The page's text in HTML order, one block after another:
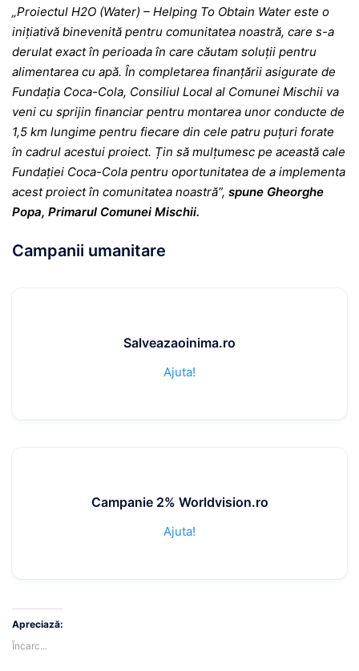
„Proiectul H2O (Water) – Helping To Obtain Water este o
inițiativă binevenită pentru comunitatea noastră, care s-a
derulat exact în perioada în care căutam soluții pentru
alimentarea cu apă. În completarea finanțării asigurate de
Fundația Coca-Cola, Consiliul Local al Comunei Mischii va
veni cu sprijin financiar pentru montarea unor conducte de
1,5 km lungime pentru fiecare din cele patru puțuri forate
în cadrul acestui proiect. Țin să mulțumesc pe această cale
Fundației Coca-Cola pentru oportunitatea de a implementa
acest proiect în comunitatea noastră”, spune Gheorghe
Popa, Primarul Comunei Mischii.
Campanii umanitare
Salveazaoinima.ro
Ajuta!
Campanie 2% Worldvision.ro
Ajuta!
Apreciază:
Încarc...